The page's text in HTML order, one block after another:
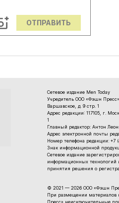
ОТПРАВИТЬ
Сетевое издание Men Today
Учредитель ООО «Фэшн
Варшавское, д. 9 стр. 1
Адрес редакции: 117105, г.
1
Главный редактор: Антон
Адрес электронной почты
Номер телефона редакции: +7
Знак информационной
Cетевое издание
информационных
принятия решения о
© 2021 — 2026 ООО «Фэшн
При размещении материалов
Пресс» неисключительные